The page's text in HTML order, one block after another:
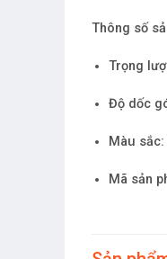
Thông số
Trọng
Độ dốc
Màu sắc:
Mã sản